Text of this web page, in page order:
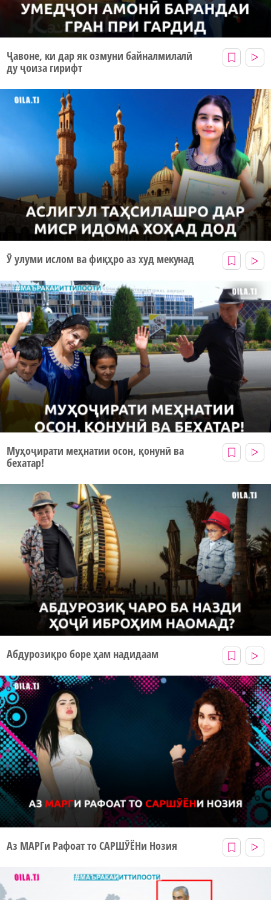
Ҷавоне, ки дар як озмуни байналмилалӣ
ду ҷоиза гирифт
Ӯ улуми ислом ва фиқҳро аз худ мекунад
Муҳоҷирати меҳнатии осон, қонунӣ ва
бехатар!
Абдурозиқро боре ҳам надидаам
Аз МАРГи Рафоат то САРШӮЁНи Нозия